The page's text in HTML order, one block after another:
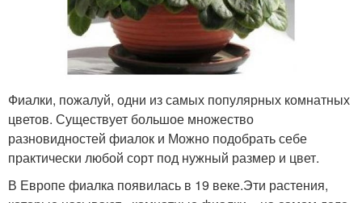
Фиалки, пожалуй, одни из самых популярных комнатных
цветов. Существует большое множество
разновидностей фиалок и Можно подобрать себе
практически любой сорт под нужный размер и цвет.
В Европе фиалка появилась в 19 веке.Эти растения,